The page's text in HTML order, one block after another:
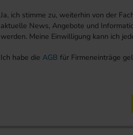
Ja, ich stimme zu, weiterhin von der
aktuelle News, Angebote und
werden. Meine Einwilligung kann ich
Ich habe dieAGB für Firmeneinträge